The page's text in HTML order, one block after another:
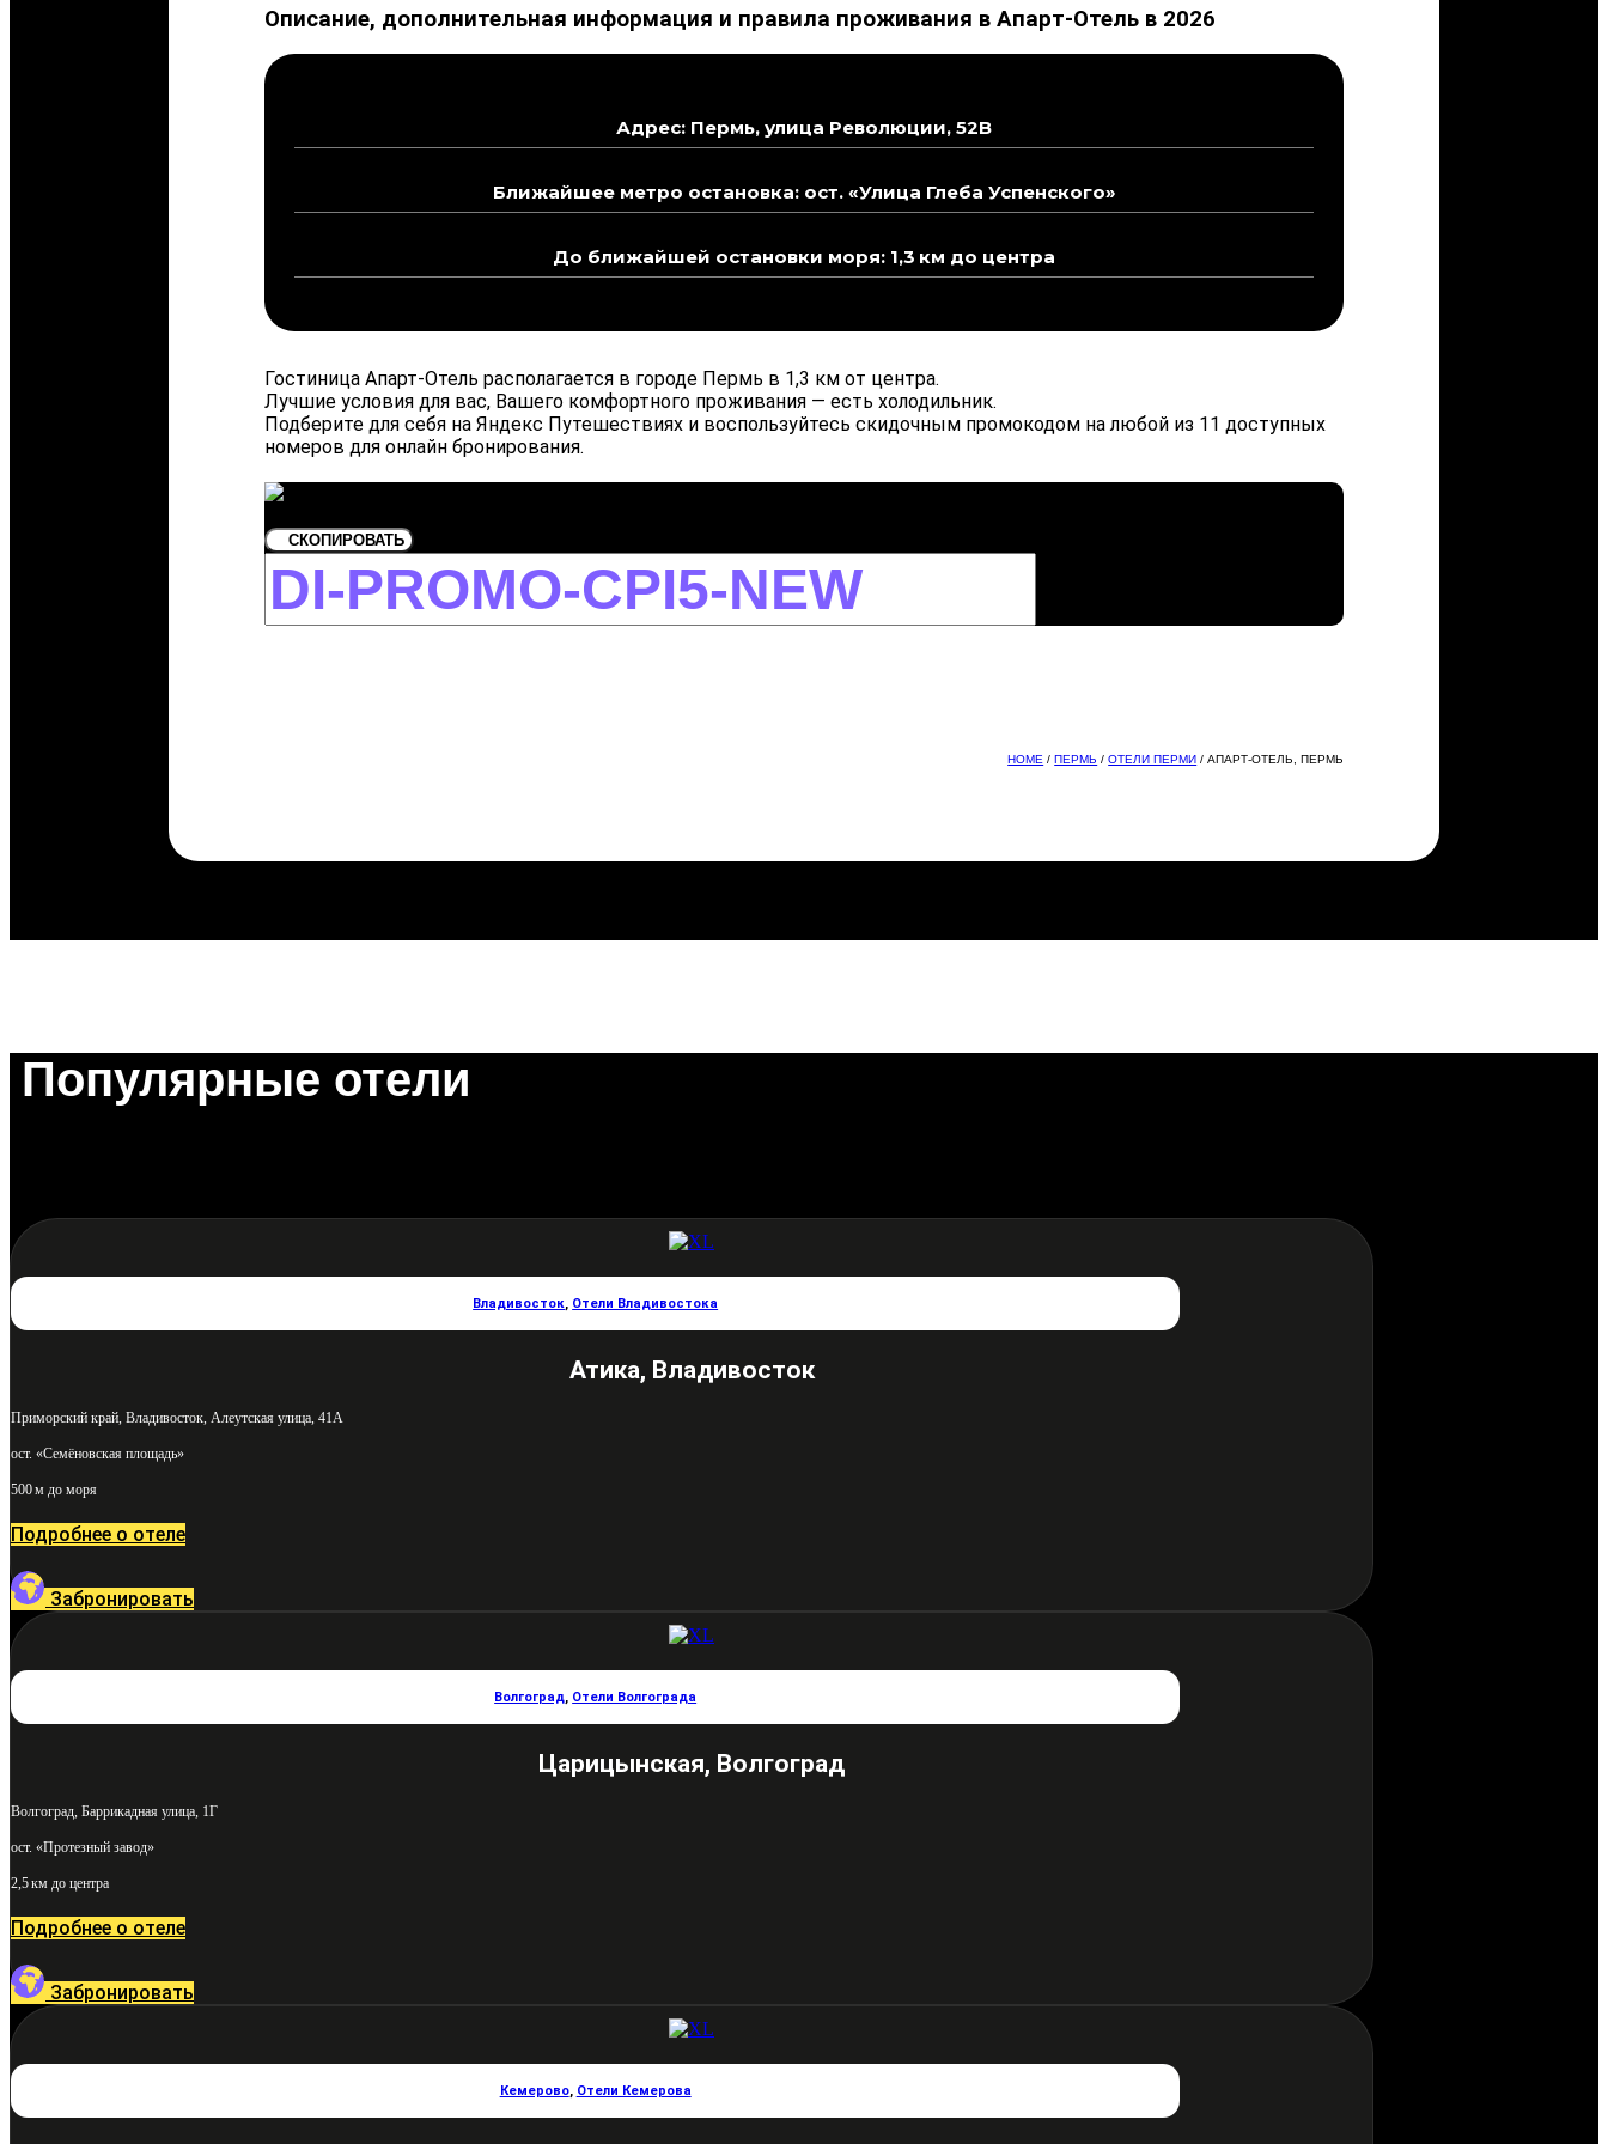
Описание, дополнительная информация и правила проживания в Апарт-Отель в 2026
Адрес: Пермь, улица Революции, 52В
Ближайшее метро остановка: ост. «Улица Глеба Успенского»
До ближайшей остановки моря: 1,3 км до центра
Гостиница Апарт-Отель располагается в городе Пермь в 1,3 км от центра.
Лучшие условия для вас, Вашего комфортного проживания — есть холодильник.
Подберите для себя на Яндекс Путешествиях и воспользуйтесь скидочным промокодом на любой из 11 доступных
номеров для онлайн бронирования.
СКОПИРОВАТЬ
HOME /ПЕРМЬ /ОТЕЛИ ПЕРМИ / АПАРТ-ОТЕЛЬ, ПЕРМЬ
Популярные отели
Владивосток, Отели Владивостока
Атика, Владивосток
Приморский край, Владивосток, Алеутская улица, 41А
ост. «Семёновская площадь»
500 м до моря
Подробнее о отеле
Забронировать
Волгоград, Отели Волгограда
Царицынская, Волгоград
Волгоград, Баррикадная улица, 1Г
ост. «Протезный завод»
2,5 км до центра
Подробнее о отеле
Забронировать
Кемерово, Отели Кемерова